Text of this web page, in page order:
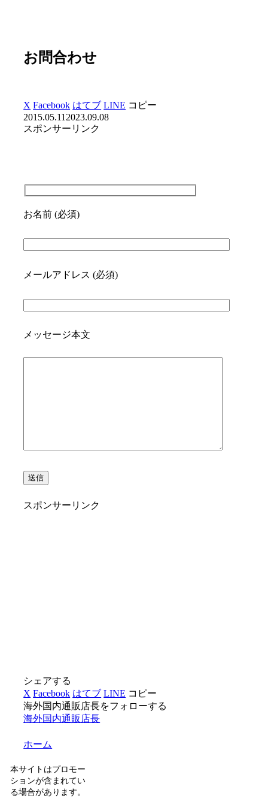
お問合わせ
X Facebook はてブ LINE コピー
2015.05.11 2023.09.08
スポンサーリンク
お名前 (必須)
メールアドレス (必須)
メッセージ本文
スポンサーリンク
シェアする
X Facebook はてブ LINE コピー
海外国内通販店長をフォローする
海外国内通販店長
ホーム
本サイトはプロモー
ションが含まれてい
る場合があります。